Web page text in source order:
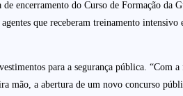
encerramento do Curso de Formação
que receberam treinamento
para a segurança pública. “Com
mão, a abertura de um novo concurso